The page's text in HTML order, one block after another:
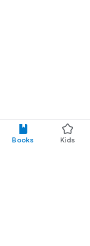
Books Kids